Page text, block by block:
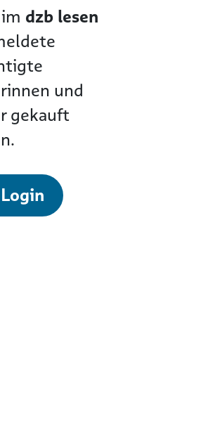
dzb lesen
und
gekauft
Login